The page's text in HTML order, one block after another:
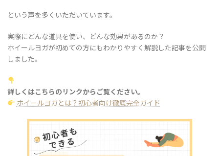
という声を多くいただいています。
実際にどんな道具を使い、どんな効果があるのか？
ホイールヨガが初めての方にもわかりやすく解説した記事を公開
しました。
詳しくはこちらのリンクからご覧ください。
ホイールヨガとは？初心者向け徹底完全ガイド